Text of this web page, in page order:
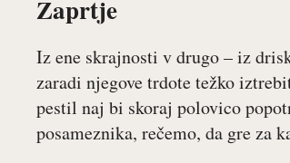
Zaprtje
Iz ene skrajnosti v drugo – iz
zaradi njegove trdote težko
pestil naj bi skoraj polovico
posameznika, rečemo, da gre za